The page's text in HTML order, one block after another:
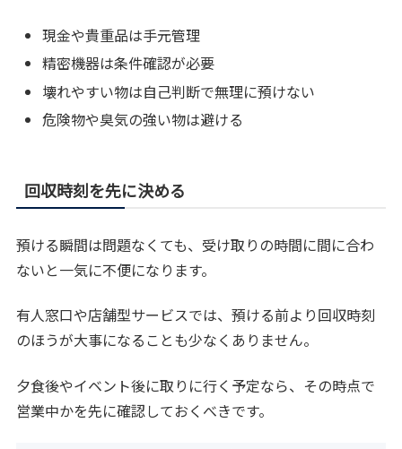
現金や貴重品は手元管理
精密機器は条件確認が必要
壊れやすい物は自己判断で無理に預けない
危険物や臭気の強い物は避ける
回収時刻を先に決める
預ける瞬間は問題なくても、受け取りの時間に間に合わ
ないと一気に不便になります。
有人窓口や店舗型サービスでは、預ける前より回収時刻
のほうが大事になることも少なくありません。
夕食後やイベント後に取りに行く予定なら、その時点で
営業中かを先に確認しておくべきです。